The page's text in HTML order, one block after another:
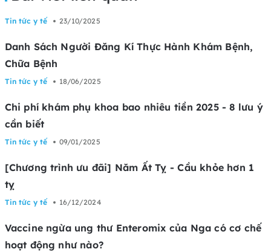
Tin tức y tế 23/10/2025
Danh Sách Người Đăng Kí Thực Hành Khám Bệnh,
Chữa Bệnh
Tin tức y tế 18/06/2025
Chi phí khám phụ khoa bao nhiêu tiền 2025 - 8 lưu ý
cần biết
Tin tức y tế 09/01/2025
[Chương trình ưu đãi] Năm Ất Tỵ - Cầu khỏe hơn 1
tỵ
Tin tức y tế 16/12/2024
Vaccine ngừa ung thư Enteromix của Nga có cơ chế
hoạt động như nào?